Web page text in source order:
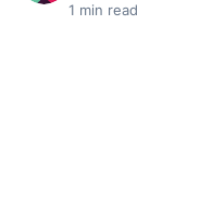
1 min read